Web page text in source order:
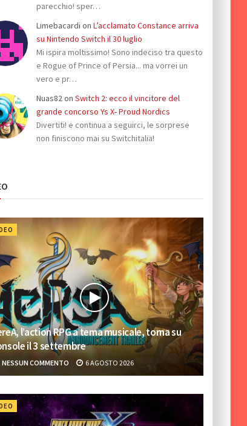
parecchio! sper…
Limebacardi on L’acclamato Constance arriva
su Nintendo Switch il 30 luglio
Mi ispira moltissimo! Sono indeciso tra questo
e Rogue of Prince of Persia... ma vorrei un
vero e pr…
Nuas82on Switch 2: ecco il vincitore del
grande concorso Ys X- Proud Nordics
Divertiti! e continua a seguirci, le sorprese
non finiscono mai su Switchitalia!
l’action RPG a tema musicale, torna su
il 3 settembre
NESSUN COMMENTO 6 AGOSTO 2026